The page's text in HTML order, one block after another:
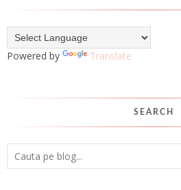
Powered by Translate
SEARCH